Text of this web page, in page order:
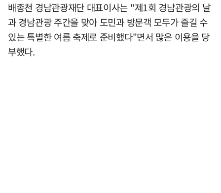
배종천 경남관광재단 대표이사는 "제1회 경남관광의 날
과 경남관광 주간을 맞아 도민과 방문객 모두가 즐길 수
있는 특별한 여름 축제로 준비했다"면서 많은 이용을 당
부했다.